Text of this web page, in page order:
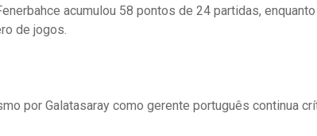
acumulou 58 pontos de 24 partidas,
de jogos.
por Galatasaray como gerente português continua